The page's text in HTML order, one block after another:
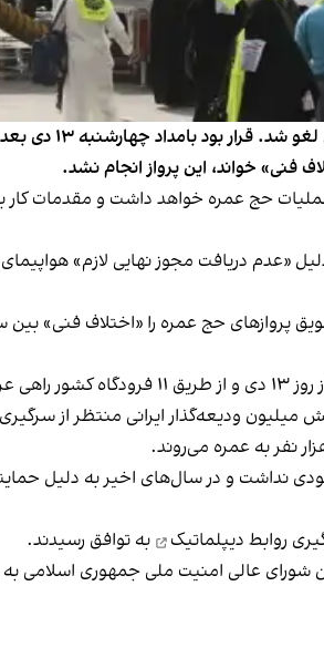
فنی» خواند، این پرواز انجام نشد.
«عدم دریافت مجوز نهایی لازم»
پروازهای حج عمره را «اختلاف فنی»
نداشت و در سال‌های اخیر به دلیل
روابط دیپلماتیک
به توافق رسیدند.
عالی امنیت ملی جمهوری اسلامی